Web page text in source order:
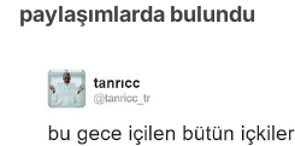
paylaşımlarda bulundu